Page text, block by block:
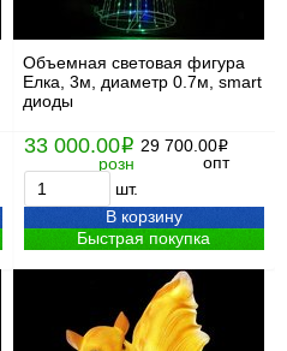
Объемная световая фигура
Елка, 3м, диаметр 0.7м, smart
диоды
33 000.00i
розн
29 700.00i
опт
шт.
В корзину
Быстрая покупка